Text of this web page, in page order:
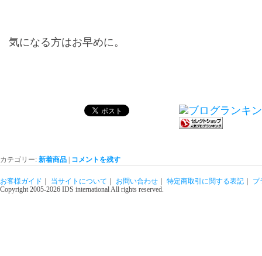
気になる方はお早めに。
カテゴリー: 新着商品 | コメントを残す
お客様ガイド ｜ 当サイトについて ｜ お問い合わせ ｜ 特定商取引に関する表記 ｜ プ
Copyright 2005-2026 IDS international All rights reserved.